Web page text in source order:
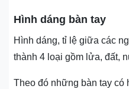
Hình dáng bàn tay
Hình dáng, tỉ lệ giữa các
thành 4 loại gồm lửa, đất,
Theo đó những bàn tay